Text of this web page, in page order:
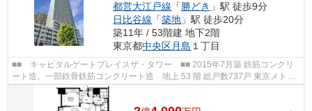
都営大江戸線 「勝どき 」駅 徒歩9分
日比谷線 「築地 」駅 徒歩20分
築11年 / 53階建 地下2階
東京都中央区月島 １丁目
■■ キャピタルゲートプレイスザ・タワー ■■ 2015年7月築 鉄筋コンクリ
ート造、一部鉄骨鉄筋コンクリート造 地上 53 階 総戸数737戸 東京メトロ
有楽町線「月島」駅徒歩1分 都営大...